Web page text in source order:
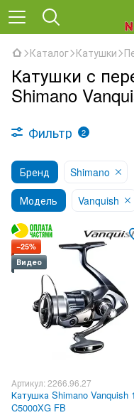
Каталог Катушки
Катушки с
Shimano
Фильтр 2
Бренд
Shimano
Модель
Vanquish
−25%
Видео
Артикул: 2266.96.27
Катушка Shimano Vanquish
C5000XG FB